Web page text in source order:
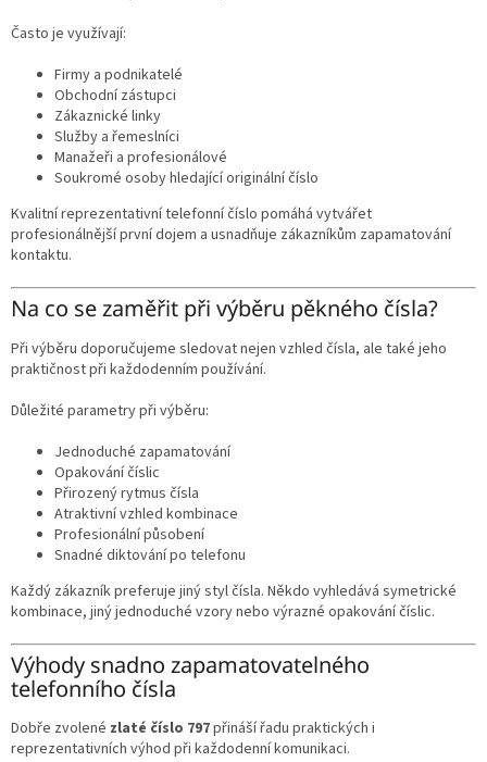
Často je využívají:
Firmy a podnikatelé
Obchodní zástupci
Zákaznické linky
Služby a řemeslníci
Manažeři a profesionálové
Soukromé osoby hledající originální číslo
Kvalitní reprezentativní telefonní číslo pomáhá vytvářet
profesionálnější první dojem a usnadňuje zákazníkům zapamatování
kontaktu.
Na co se zaměřit při výběru pěkného čísla?
Při výběru doporučujeme sledovat nejen vzhled čísla, ale také jeho
praktičnost při každodenním používání.
Důležité parametry při výběru:
Jednoduché zapamatování
Opakování číslic
Přirozený rytmus čísla
Atraktivní vzhled kombinace
Profesionální působení
Snadné diktování po telefonu
Každý zákazník preferuje jiný styl čísla. Někdo vyhledává symetrické
kombinace, jiný jednoduché vzory nebo výrazné opakování číslic.
Výhody snadno zapamatovatelného
telefonního čísla
Dobře zvolené zlaté číslo 797přináší řadu praktických i
reprezentativních výhod při každodenní komunikaci.